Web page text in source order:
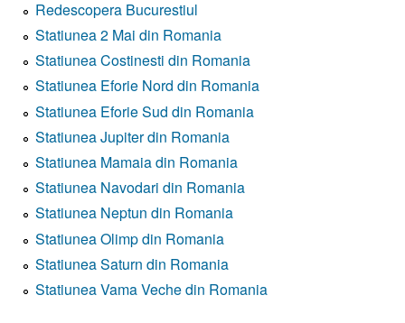
Redescopera Bucurestiul
Statiunea 2 Mai din Romania
Statiunea Costinesti din Romania
Statiunea Eforie Nord din Romania
Statiunea Eforie Sud din Romania
Statiunea Jupiter din Romania
Statiunea Mamaia din Romania
Statiunea Navodari din Romania
Statiunea Neptun din Romania
Statiunea Olimp din Romania
Statiunea Saturn din Romania
Statiunea Vama Veche din Romania